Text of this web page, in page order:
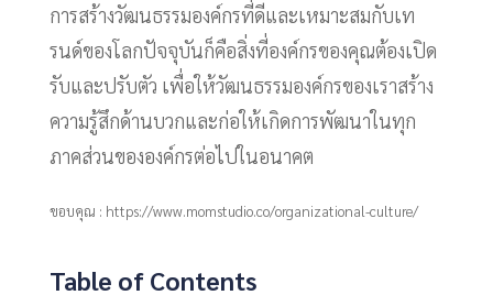
การสร้างวัฒนธรรมองค์กรที่ดีและเหมาะสมกับเท
รนด์ของโลกปัจจุบันก็คือสิ่งที่องค์กรของคุณต้องเปิด
รับและปรับตัว เพื่อให้วัฒนธรรมองค์กรของเราสร้าง
ความรู้สึกด้านบวกและก่อให้เกิดการพัฒนาในทุก
ภาคส่วนขององค์กรต่อไปในอนาคต
ขอบคุณ​ : https://www.momstudio.co/organizational-culture/
Table of Contents